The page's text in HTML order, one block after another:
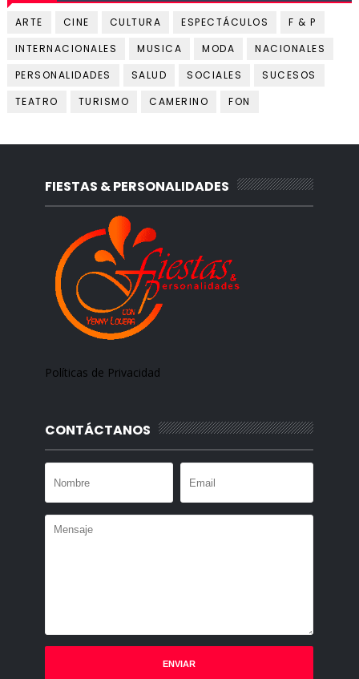
ARTE CINE CULTURA ESPECTÁCULOS
F & P
INTERNACIONALES
MUSICA MODA
NACIONALES
PERSONALIDADES
SALUD SOCIALES
SUCESOS
TEATRO
TURISMO CAMERINO FON
FIESTAS & PERSONALIDADES
Políticas de Privacidad
CONTÁCTANOS